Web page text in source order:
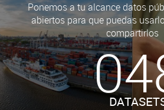
Ponemos a tu alcance datos
abiertos para que puedas
compartirlos